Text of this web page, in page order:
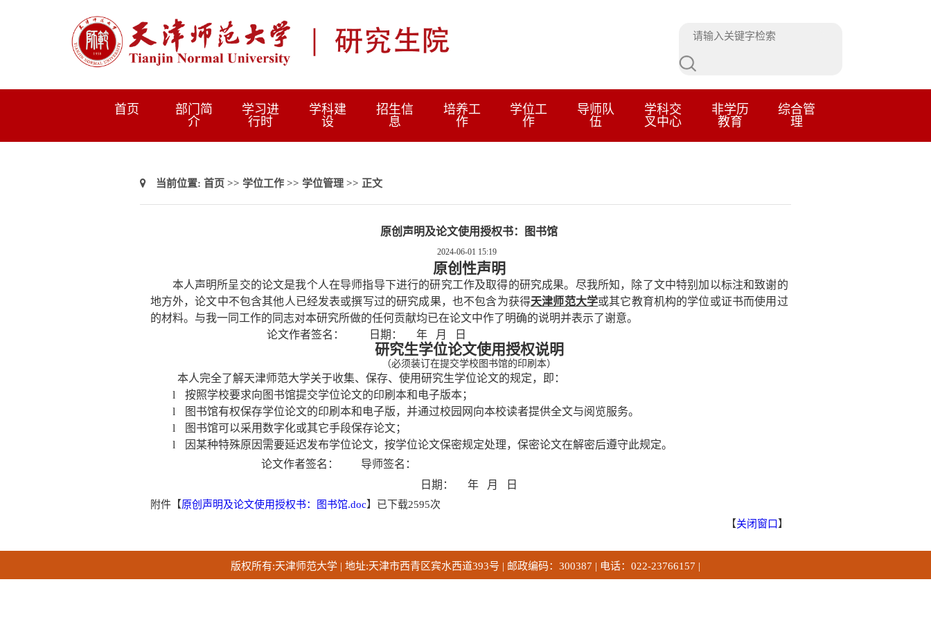
首页
部门简
介
学习进
行时
学科建
设
招生信
息
培养工
作
学位工
作
导师队
伍
学科交
叉中心
非学历
教育
综合管
理
当前位置: 首页 >> 学位工作>> 学位管理>> 正文
原创声明及论文使用授权书：图书馆
2024-06-01 15:19
原创性声明
本人声明所呈交的论文是我个人在导师指导下进行的研究工作及取得的研究成果。尽我所知，除了文中特别加以标注和致谢的
地方外，论文中不包含其他人已经发表或撰写过的研究成果，也不包含为获得天津师范大学或其它教育机构的学位或证书而使用过
的材料。与我一同工作的同志对本研究所做的任何贡献均已在论文中作了明确的说明并表示了谢意。
论文作者签名：
日期： 年 月 日
研究生学位论文使用授权说明
（必须装订在提交学校图书馆的印刷本）
本人完全了解天津师范大学关于收集、保存、使用研究生学位论文的规定，即：
l
按照学校要求向图书馆提交学位论文的印刷本和电子版本；
l
图书馆有权保存学位论文的印刷本和电子版，并通过校园网向本校读者提供全文与阅览服务。
l
图书馆可以采用数字化或其它手段保存论文；
l
因某种特殊原因需要延迟发布学位论文，按学位论文保密规定处理，保密论文在解密后遵守此规定。
论文作者签名：
导师签名：
日期：
年 月 日
附件【原创声明及论文使用授权书：图书馆.doc】 已下载2595次
【关闭窗口 】
版权所有:天津师范大学 | 地址:天津市西青区宾水西道393号 | 邮政编码：300387 | 电话：022-23766157 |